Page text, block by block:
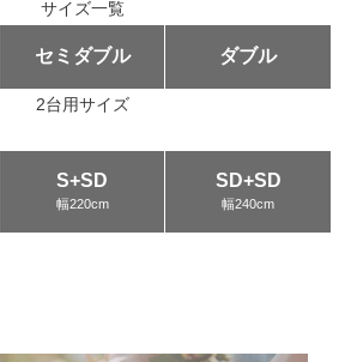
サイズ一覧
セミダブル ダブル
2台用サイズ
S+SD
幅220cm
SD+SD
幅240cm